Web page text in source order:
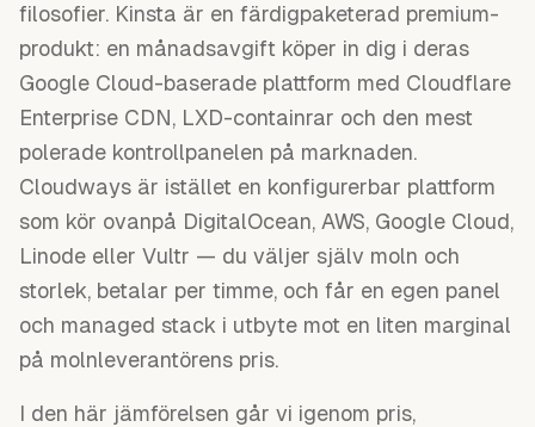
filosofier. Kinsta är en färdigpaketerad premium-
produkt: en månadsavgift köper in dig i deras
Google Cloud-baserade plattform med Cloudflare
Enterprise CDN, LXD-containrar och den mest
polerade kontrollpanelen på marknaden.
Cloudways är istället en konfigurerbar plattform
som kör ovanpå DigitalOcean, AWS, Google Cloud,
Linode eller Vultr — du väljer själv moln och
storlek, betalar per timme, och får en egen panel
och managed stack i utbyte mot en liten marginal
på molnleverantörens pris.
I den här jämförelsen går vi igenom pris,